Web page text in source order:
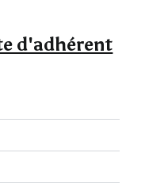
d'adhérent